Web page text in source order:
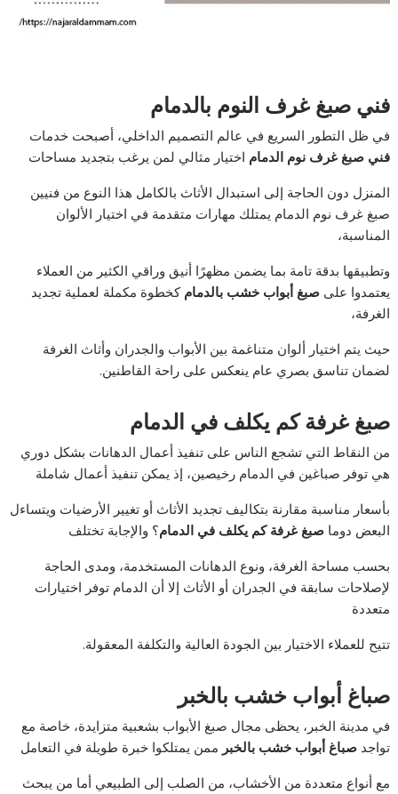
فني صبغ غرف النوم بالدمام
في ظل التطور السريع في عالم التصميم الداخلي، أصبحت خدمات
فني صبغ غرف نوم الدمام اختيار مثالي لمن يرغب بتجديد مساحات
المنزل دون الحاجة إلى استبدال الأثاث بالكامل هذا النوع من فنيين
صبغ غرف نوم الدمام يمتلك مهارات متقدمة في اختيار الألوان
المناسبة،
وتطبيقها بدقة تامة بما يضمن مظهرًا أنيق وراقي الكثير من العملاء
يعتمدوا علىصبغ أبواب خشب بالدمام كخطوة مكملة لعملية تجديد
الغرفة،
حيث يتم اختيار ألوان متناغمة بين الأبواب والجدران وأثاث الغرفة
لضمان تناسق بصري عام ينعكس على راحة القاطنين.
صبغ غرفة كم يكلف في الدمام
من النقاط التي تشجع الناس على تنفيذ أعمال الدهانات بشكل دوري
هي توفر صباغين في الدمام رخيصين، إذ يمكن تنفيذ أعمال شاملة
بأسعار مناسبة مقارنة بتكاليف تجديد الأثاث أو تغيير الأرضيات ويتساءل
البعض دوماصبغ غرفة كم يكلف في الدمام؟ والإجابة تختلف
بحسب مساحة الغرفة، ونوع الدهانات المستخدمة، ومدى الحاجة
لإصلاحات سابقة في الجدران أو الأثاث إلا أن الدمام توفر اختيارات
متعددة
تتيح للعملاء الاختيار بين الجودة العالية والتكلفة المعقولة.
صباغ أبواب خشب بالخبر
في مدينة الخبر، يحظى مجال صبغ الأبواب بشعبية متزايدة، خاصة مع
تواجدصباغ أبواب خشب بالخبر ممن يمتلكوا خبرة طويلة في التعامل
مع أنواع متعددة من الأخشاب، من الصلب إلى الطبيعي أما من يبحث